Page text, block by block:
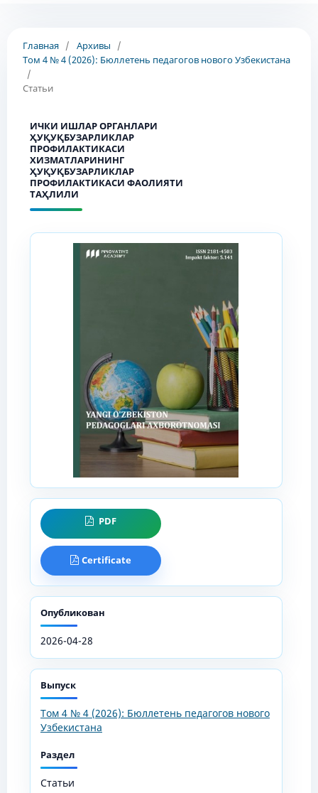
Главная / Архивы
/
Том 4 № 4 (2026): Бюллетень педагогов нового Узбекистана
/
Статьи
ИЧКИ ИШЛАР ОРГАНЛАРИ
ҲУҚУҚБУЗАРЛИКЛАР
ПРОФИЛАКТИКАСИ
ХИЗМАТЛАРИНИНГ
ҲУҚУҚБУЗАРЛИКЛАР
ПРОФИЛАКТИКАСИ ФАОЛИЯТИ
ТАҲЛИЛИ
PDF
Certificate
Опубликован
2026-04-28
Выпуск
Том 4 № 4 (2026): Бюллетень педагогов нового
Узбекистана
Раздел
Статьи